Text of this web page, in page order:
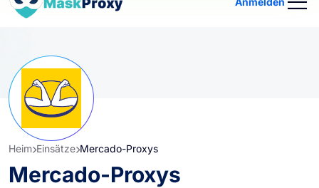
Heim Einsätze Mercado-Proxys
Mercado-Proxys